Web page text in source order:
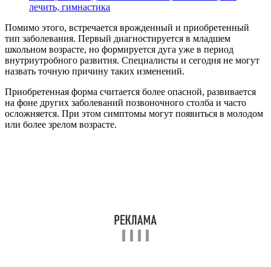
лечить, гимнастика
Помимо этого, встречается врожденный и приобретенный
тип заболевания. Первый диагностируется в младшем
школьном возрасте, но формируется дуга уже в период
внутриутробного развития. Специалисты и сегодня не могут
назвать точную причину таких изменений.
Приобретенная форма считается более опасной, развивается
на фоне других заболеваний позвоночного столба и часто
осложняется. При этом симптомы могут появиться в молодом
или более зрелом возрасте.